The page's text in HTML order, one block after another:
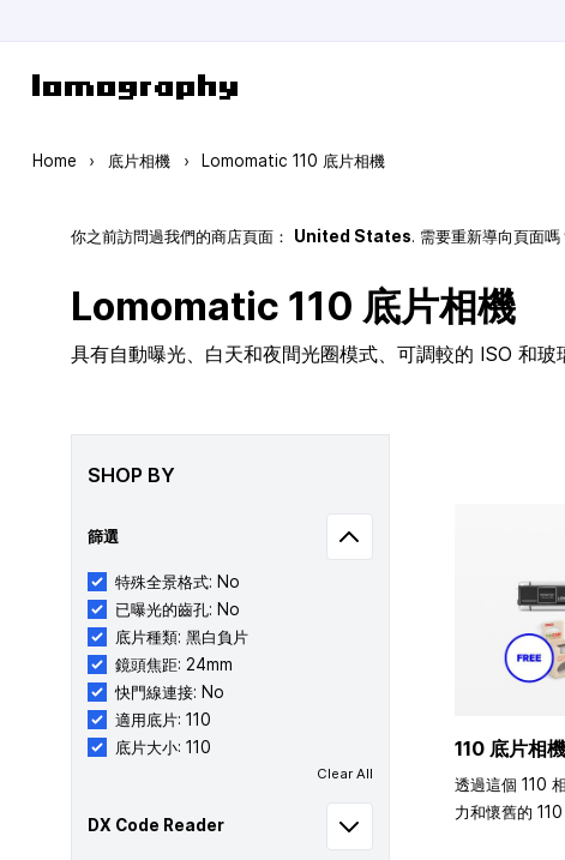
Home › 底片相機 › Lomomatic 110 底片相機
你之前訪問過我們的商店頁面： United States. 需要重新導向頁面
Lomomatic 110 底片相機
具有自動曝光、白天和夜間光圈模式、可調較的 ISO 和
SHOP BY
篩選
特殊全景格式: No
已曝光的齒孔: No
底片種類: 黑白負片
鏡頭焦距: 24mm
快門線連接: No
適用底片: 110
底片大小: 110
Clear All
DX Code Reader
110 底片相
透過這個 110
力和懷舊的 110